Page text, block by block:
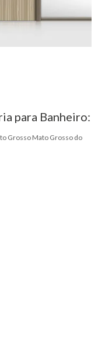
para Banheiro:
Grosso Mato Grosso do